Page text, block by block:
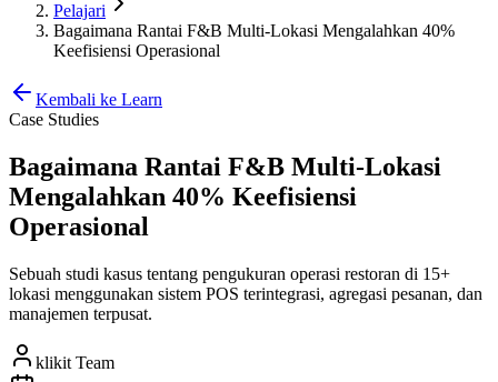
Pelajari
Bagaimana Rantai F&B Multi-Lokasi Mengalahkan 40%
Keefisiensi Operasional
Kembali ke Learn
Case Studies
Bagaimana Rantai F&B Multi-Lokasi
Mengalahkan 40% Keefisiensi
Operasional
Sebuah studi kasus tentang pengukuran operasi restoran di 15+
lokasi menggunakan sistem POS terintegrasi, agregasi pesanan, dan
manajemen terpusat.
klikit Team